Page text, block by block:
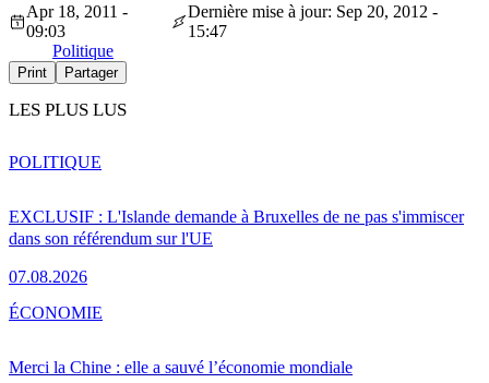
Apr 18, 2011 -
09:03
Dernière mise à jour: Sep 20, 2012 -
15:47
Politique
Print Partager
LES PLUS LUS
EXCLUSIF : L'Islande demande à Bruxelles de ne pas s'immiscer
dans son référendum sur l'UE
07.08.2026
POLITIQUE
Merci la Chine : elle a sauvé l’économie mondiale
ÉCONOMIE